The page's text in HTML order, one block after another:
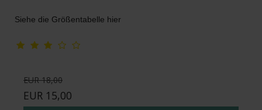
Siehe die Größentabelle hier
EUR 18,00
EUR 15,00